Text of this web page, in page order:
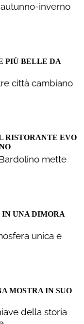
inverno
PIÙ BELLE DA
città cambiano
RISTORANTE EVO
mette
IN UNA DIMORA
unica e
MOSTRA IN SUO
della storia